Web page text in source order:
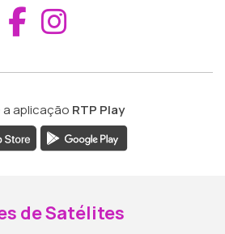
Aceder ao
a aplicação RTP Play
de Satélites